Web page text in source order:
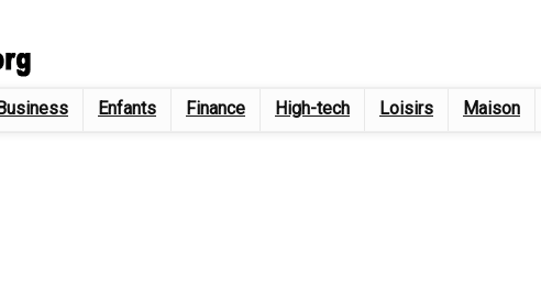
Enfants Finance High-tech Loisirs Maison